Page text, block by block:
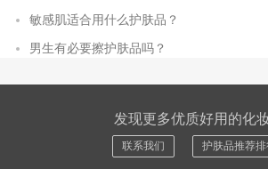
敏感肌适合用什么护肤品？
男生有必要擦护肤品吗？
发现更多优质好用的化
联系我们 护肤品推荐